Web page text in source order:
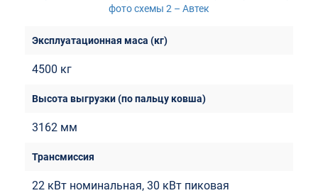
4500 кг
3162 мм
22 кВт номинальная, 30 кВт пиковая